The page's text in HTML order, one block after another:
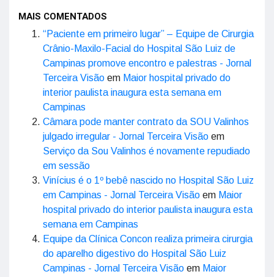
MAIS COMENTADOS
“Paciente em primeiro lugar” – Equipe de Cirurgia
Crânio-Maxilo-Facial do Hospital São Luiz de
Campinas promove encontro e palestras - Jornal
Terceira Visão em Maior hospital privado do
interior paulista inaugura esta semana em
Campinas
Câmara pode manter contrato da SOU Valinhos
julgado irregular - Jornal Terceira Visão em
Serviço da Sou Valinhos é novamente repudiado
em sessão
Vinícius é o 1º bebê nascido no Hospital São Luiz
em Campinas - Jornal Terceira Visão em Maior
hospital privado do interior paulista inaugura esta
semana em Campinas
Equipe da Clínica Concon realiza primeira cirurgia
do aparelho digestivo do Hospital São Luiz
Campinas - Jornal Terceira Visão em Maior